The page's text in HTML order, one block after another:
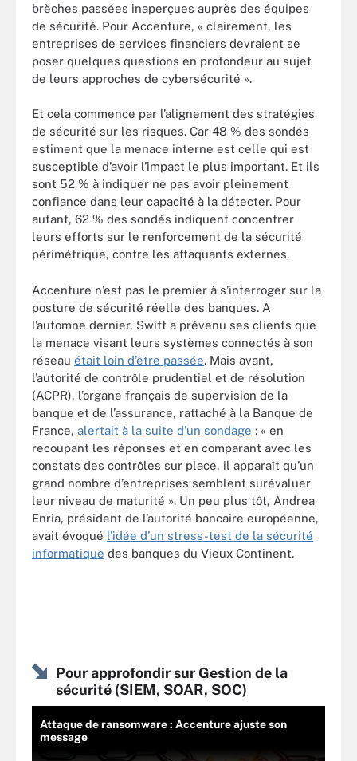
brèches passées inaperçues auprès des équipes
de sécurité. Pour Accenture, « clairement, les
entreprises de services financiers devraient se
poser quelques questions en profondeur au sujet
de leurs approches de cybersécurité ».
Et cela commence par l’alignement des stratégies
de sécurité sur les risques. Car 48 % des sondés
estiment que la menace interne est celle qui est
susceptible d’avoir l’impact le plus important. Et ils
sont 52 % à indiquer ne pas avoir pleinement
confiance dans leur capacité à la détecter. Pour
autant, 62 % des sondés indiquent concentrer
leurs efforts sur le renforcement de la sécurité
périmétrique, contre les attaquants externes.
Accenture n’est pas le premier à s’interroger sur la
posture de sécurité réelle des banques. A
l’automne dernier, Swift a prévenu ses clients que
la menace visant leurs systèmes connectés à son
réseau était loin d’être passée. Mais avant,
l’autorité de contrôle prudentiel et de résolution
(ACPR), l’organe français de supervision de la
banque et de l’assurance, rattaché à la Banque de
France, alertait à la suite d’un sondage : « en
recoupant les réponses et en comparant avec les
constats des contrôles sur place, il apparaît qu’un
grand nombre d’entreprises semblent surévaluer
leur niveau de maturité ». Un peu plus tôt, Andrea
Enria, président de l’autorité bancaire européenne,
avait évoqué l’idée d’un stress-test de la sécurité
informatique des banques du Vieux Continent.
Pour approfondir sur Gestion de la
sécurité (SIEM, SOAR, SOC)
Attaque de ransomware : Accenture ajuste son
message